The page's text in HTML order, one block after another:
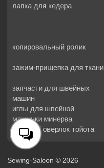
лапка для кедера
копировальный ролик
зажим-прищепка для ткани
запчасти для швейных
машин
иглы для швейной
машинки минерва
бытовой оверлок тойота
Sewing-Saloon © 2026